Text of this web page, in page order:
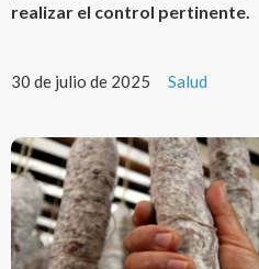
realizar el control pertinente.
30 de julio de 2025 Salud